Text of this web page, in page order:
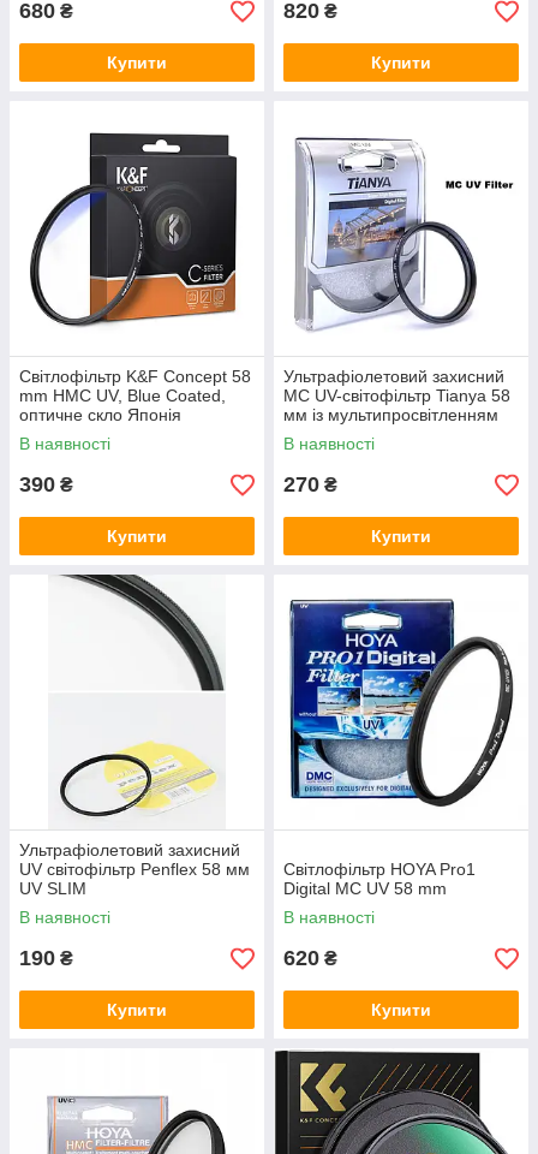
680 ₴
Купити
820 ₴
Купити
Світлофільтр K&F Concept 58
mm HMC UV, Blue Coated,
оптичне скло Японія
В наявності
390 ₴
Купити
Ультрафіолетовий захисний
MC UV-світофільтр Tianya 58
мм із мультипросвітленням
В наявності
270 ₴
Купити
Ультрафіолетовий захисний
UV cвітофільтр Penflex 58 мм
UV SLIM
В наявності
190 ₴
Купити
Світлофільтр HOYA Pro1
Digital MC UV 58 mm
В наявності
620 ₴
Купити